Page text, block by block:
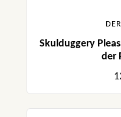
Skulduggery
der